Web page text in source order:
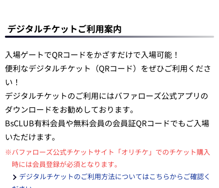
デジタルチケットご利用案内
入場ゲートでQRコードをかざすだけで入場可能！
便利なデジタルチケット（QRコード）をぜひご利用くださ
い！
デジタルチケットのご利用にはバファローズ公式アプリの
ダウンロードをお勧めしております。
BsCLUB有料会員や無料会員の会員証QRコードでもご入場
いただけます。
※バファローズ公式チケットサイト「オリチケ」でのチケット購入
時には会員登録が必須となります。
デジタルチケットのご利用方法についてはこちらからご確認く